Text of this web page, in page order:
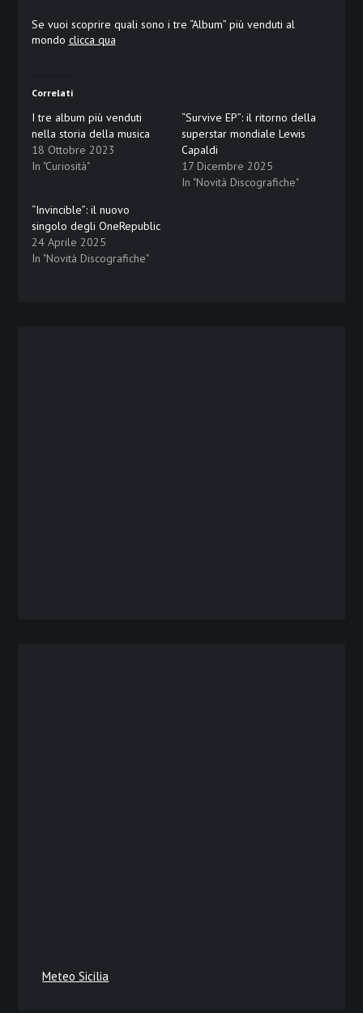
Se vuoi scoprire quali sono i tre “Album” più venduti al
mondo clicca qua
Correlati
I tre album più venduti
nella storia della musica
18 Ottobre 2023
In "Curiosità"
“Survive EP”: il ritorno della
superstar mondiale Lewis
Capaldi
17 Dicembre 2025
In "Novità Discografiche"
“Invincible”: il nuovo
singolo degli OneRepublic
24 Aprile 2025
In "Novità Discografiche"
Meteo Sicilia